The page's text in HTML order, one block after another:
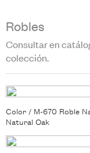
Robles
Consultar en
colección.
Color / M-670 Roble
Natural Oak